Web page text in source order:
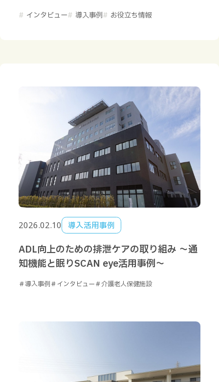
インタビュー 導入事例 お役立ち情報
2026.02.10 導入活用事例
ADL向上のための排泄ケアの取り組み ～通
知機能と眠りSCAN eye活用事例～
＃導入事例＃インタビュー＃介護老人保健施設